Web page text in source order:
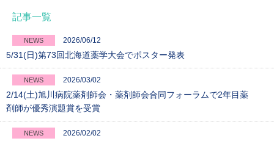
記事一覧
NEWS 2026/06/12
5/31(日)第73回北海道薬学大会でポスター発表
NEWS 2026/03/02
2/14(土)旭川病院薬剤師会・薬剤師会合同フォーラムで2年目薬
剤師が優秀演題賞を受賞
NEWS 2026/02/02